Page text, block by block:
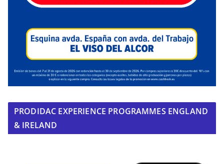
PRODIDAC EXPERIENCE PROGRAMMES ENGLAND
& IRELAND